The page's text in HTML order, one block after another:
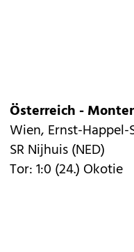
Österreich -
Wien, Ernst-
SR Nijhuis (NED)
Tor: 1:0 (24.) Okotie